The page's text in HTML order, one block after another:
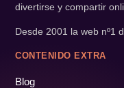
divertirse y compartir
Desde 2001 la web nº1
CONTENIDO EXTRA
Blog